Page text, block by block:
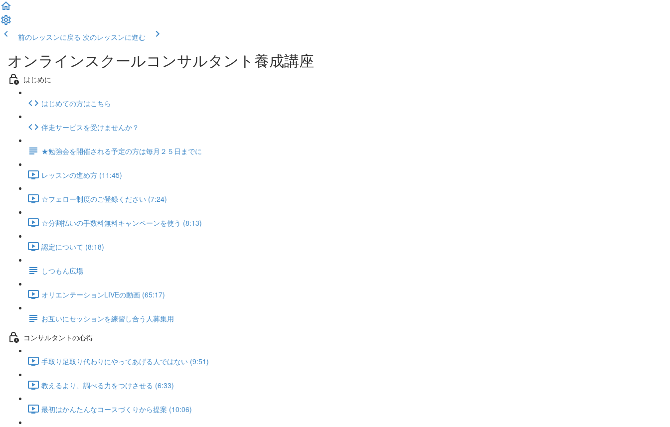
前のレッスンに戻る 次のレッスンに進む
オンラインスクールコンサルタント養成講座
はじめに
はじめての方はこちら
伴走サービスを受けませんか？
★勉強会を開催される予定の方は毎月２５日までに
レッスンの進め方 (11:45)
☆フェロー制度のご登録ください (7:24)
☆分割払いの手数料無料キャンペーンを使う (8:13)
認定について (8:18)
しつもん広場
オリエンテーションLIVEの動画 (65:17)
お互いにセッションを練習し合う人募集用
コンサルタントの心得
手取り足取り代わりにやってあげる人ではない (9:51)
教えるより、調べる力をつけさせる (6:33)
最初はかんたんなコースづくりから提案 (10:06)